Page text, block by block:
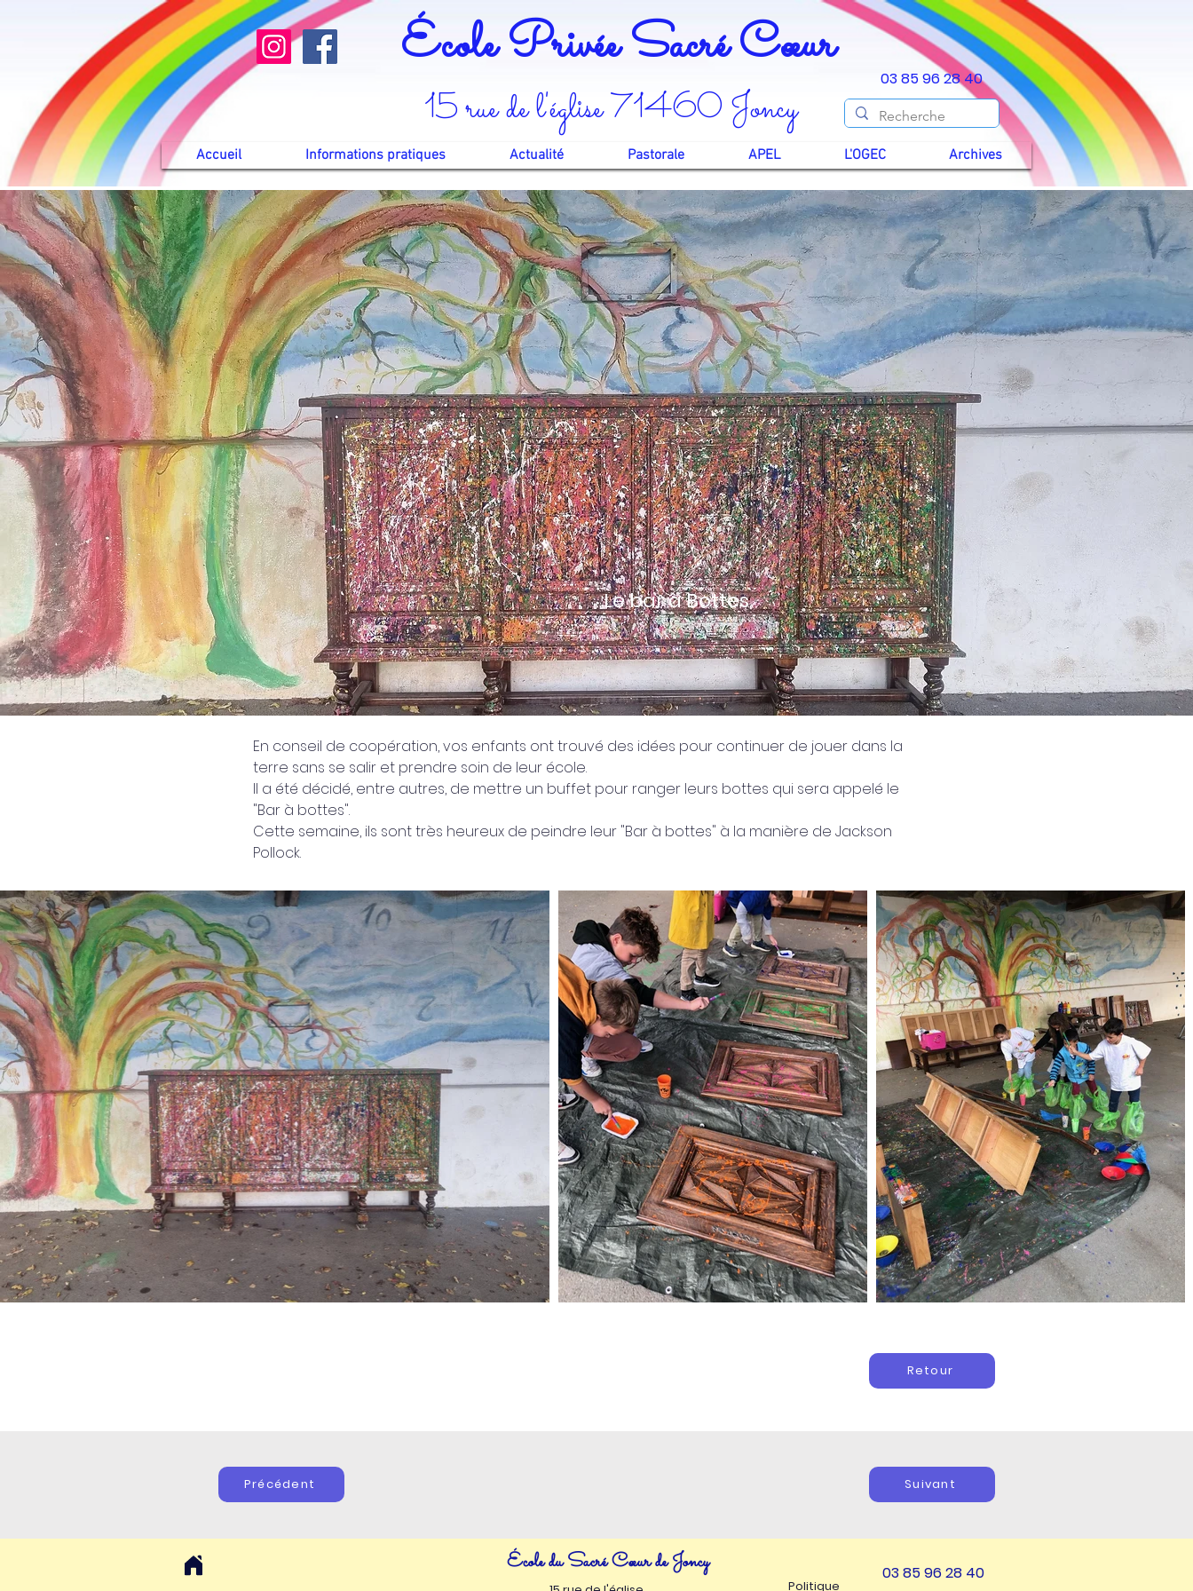
École Privée Sacré Cœur 03 85 96 28 40
Accueil Informations pratiques Actualité Pastorale APEL L'OGEC Archives
15 rue de l'église 71460 Joncy
Le bar à Bottes
En conseil de coopération, vos enfants ont trouvé des idées pour continuer de jouer dans la
terre sans se salir et prendre soin de leur école.
Il a été décidé, entre autres, de mettre un buffet pour ranger leurs bottes qui sera appelé le
"Bar à bottes".
Cette semaine, ils sont très heureux de peindre leur "Bar à bottes" à la manière de Jackson
Pollock.
Retour
Précédent Suivant
​École du Sacré Cœur de Joncy
Politique
03 85 96 28 40